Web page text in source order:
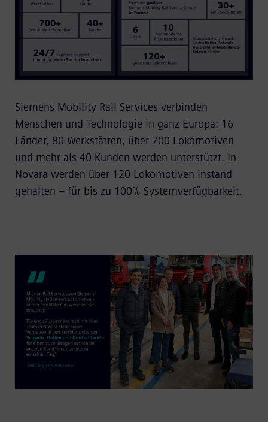
Siemens Mobility Rail Services verbinden
Menschen und Technologie in ganz Europa: 16
Länder, 80 Werkstätten, über 700 Lokomotiven
und mehr als 40 Kunden werden unterstützt. In
Novara werden über 120 Lokomotiven instand
gehalten – für bis zu 100% Systemverfügbarkeit.